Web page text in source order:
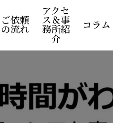
ご依頼
の流れ
アクセ
ス＆事
務所紹
介
コラム